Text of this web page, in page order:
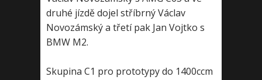
druhé jízdě dojel stříbrný Václav
Novozámský a třetí pak Jan Vojtko s
BMW M2.
Skupina C1 pro prototypy do 1400ccm